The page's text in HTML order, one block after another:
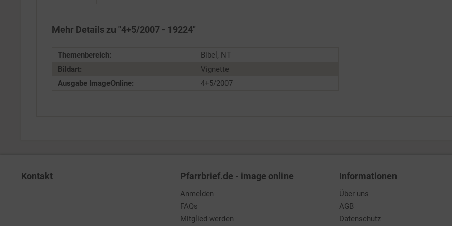
Mehr Details zu "4+5/2007 - 19224"
Themenbereich:
Bibel, NT
Bildart:
Vignette
Ausgabe ImageOnline:
4+5/2007
Kontakt Pfarrbrief.de - image online
Anmelden
FAQs
Mitglied werden
Informationen
Über uns
AGB
Datenschutz
Service